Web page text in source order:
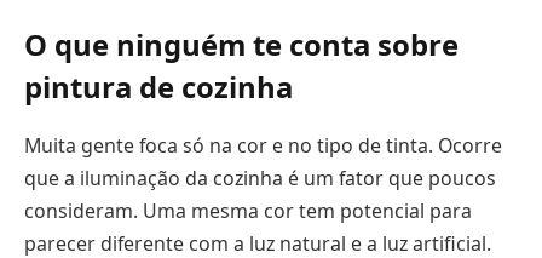
O que ninguém te conta sobre
pintura de cozinha
Muita gente foca só na cor e no tipo de tinta. Ocorre
que a iluminação da cozinha é um fator que poucos
consideram. Uma mesma cor tem potencial para
parecer diferente com a luz natural e a luz artificial.